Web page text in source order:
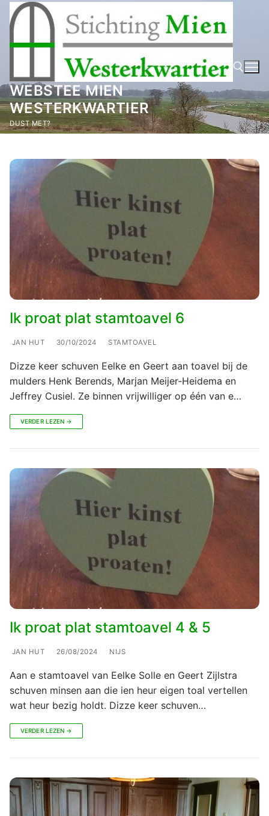
naar
inhoud
WEBSTEE MIEN
WESTERKWARTIER
DUST MET? Zoeken naar:
Ik proat plat stamtoavel 6
JAN HUT 30/10/2024 STAMTOAVEL
Dizze keer schuven Eelke en Geert aan toavel bij de
mulders Henk Berends, Marjan Meijer-Heidema en
Jeffrey Cusiel. Ze binnen vrijwilliger op één van e…
VERDER LEZEN →
Ik proat plat stamtoavel 4 & 5
JAN HUT 26/08/2024 NIJS
Aan e stamtoavel van Eelke Solle en Geert Zijlstra
schuven minsen aan die ien heur eigen toal vertellen
wat heur bezig holdt. Dizze keer schuven…
VERDER LEZEN →